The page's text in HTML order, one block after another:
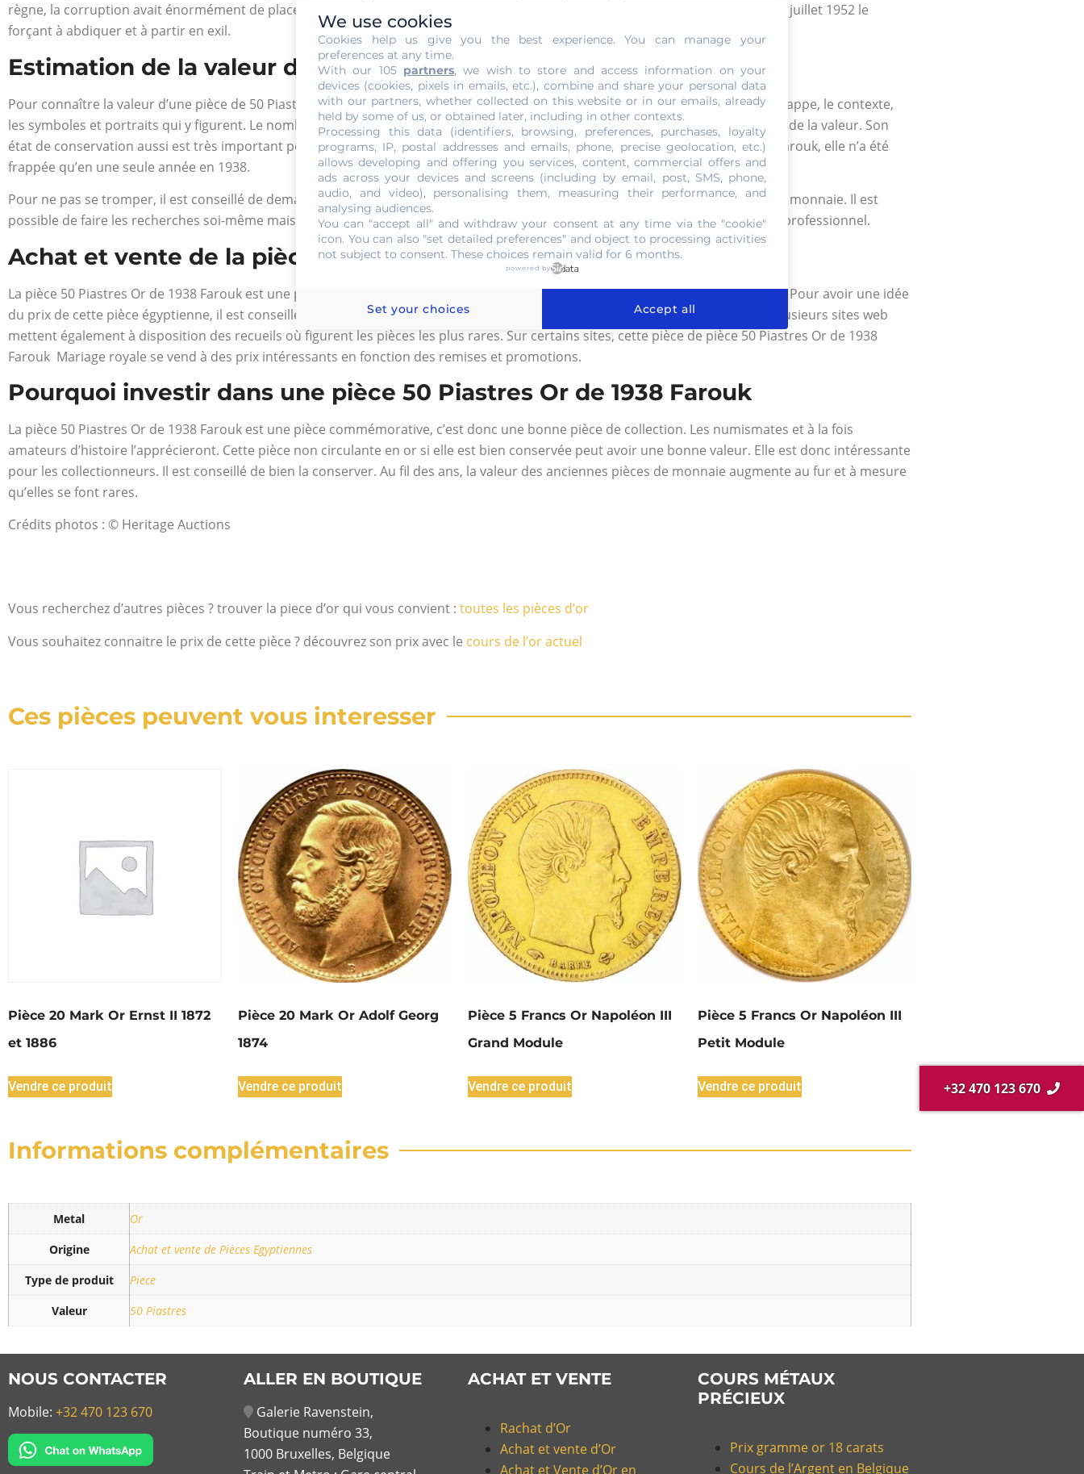
règne, la corruption avait énormément de place, il était d’ailleurs considéré comme un roi corrompu. Un coup d’Etat éclate le 23 juillet 1952 le
forçant à abdiquer et à partir en exil.
Estimation de la valeur d’une pièce 50 Piastres Or de 1938 Farouk
Pour connaître la valeur d’une pièce de 50 Piastres Or de 1938 Farouk, il faut étudier chaque détail comme le métal, l’année de frappe, le contexte,
les symboles et portraits qui y figurent. Le nombre de frappe des pièces aussi a son importance. Plus la pièce est rare plus elle a de la valeur. Son
état de conservation aussi est très important pour déterminer la cotation d’une pièce. Pour la pièce de 50 Piastres Or de 1938 Farouk, elle n’a été
frappée qu’en une seule année en 1938.
Pour ne pas se tromper, il est conseillé de demander l’aide d’un numismate professionnel afin d’estimer la valeur d’une pièce de monnaie. Il est
possible de faire les recherches soi-même mais rien les résultats sont aussi plus rassurants venant d’un collectionneur ou d’un professionnel.
Achat et vente de la pièce 50 Piastres Or de 1938 Farouk
La pièce 50 Piastres Or de 1938 Farouk est une pièce commémorative égyptienne. Elle rappelle le règne du roi dépensier Farouk. Pour avoir une idée
du prix de cette pièce égyptienne, il est conseillé de se référer aux catalogues qui regroupent toutes les monnaies du monde. Plusieurs sites web
mettent également à disposition des recueils où figurent les pièces les plus rares. Sur certains sites, cette pièce de pièce 50 Piastres Or de 1938
Farouk Mariage royale se vend à des prix intéressants en fonction des remises et promotions.
Pourquoi investir dans une pièce 50 Piastres Or de 1938 Farouk
La pièce 50 Piastres Or de 1938 Farouk est une pièce commémorative, c’est donc une bonne pièce de collection. Les numismates et à la fois
amateurs d’histoire l’apprécieront. Cette pièce non circulante en or si elle est bien conservée peut avoir une bonne valeur. Elle est donc intéressante
pour les collectionneurs. Il est conseillé de bien la conserver. Au fil des ans, la valeur des anciennes pièces de monnaie augmente au fur et à mesure
qu’elles se font rares.
Crédits photos : © Heritage Auctions
Vous recherchez d’autres pièces ? trouver la piece d’or qui vous convient : toutes les pièces d’or
Vous souhaitez connaitre le prix de cette pièce ? découvrez son prix avec le cours de l’or actuel
Ces pièces peuvent vous interesser
Pièce 20 Mark Or Ernst II 1872
et 1886
Vendre ce produit
Pièce 20 Mark Or Adolf Georg
1874
Vendre ce produit
Pièce 5 Francs Or Napoléon III
Grand Module
Vendre ce produit
Pièce 5 Francs Or Napoléon III
Petit Module
Vendre ce produit
Informations complémentaires
Metal
Or
Origine
Achat et vente de Pièces Egyptiennes
Type de produit
Piece
Valeur
50 Piastres
NOUS CONTACTER
Mobile: +32 470 123 670
+32 470 123 670
ALLER EN BOUTIQUE
Galerie Ravenstein,
Boutique numéro 33,
1000 Bruxelles, Belgique
ACHAT ET VENTE
Rachat d’Or
Achat et vente d’Or
Achat et Vente d’Or en
COURS MÉTAUX
PRÉCIEUX
Prix gramme or 18 carats
Cours de l’Argent en Belgique
We use cookies
Cookies help us give you the best experience. You can manage your
preferences at any time.
With our 105 partners, we wish to store and access information on your
devices (cookies, pixels in emails, etc.), combine and share your personal data
with our partners, whether collected on this website or in our emails, already
held by some of us, or obtained later, including in other contexts.
Processing this data (identifiers, browsing, preferences, purchases, loyalty
programs, IP, postal addresses and emails, phone, precise geolocation, etc.)
allows developing and offering you services, content, commercial offers and
ads across your devices and screens (including by email, post, SMS, phone,
audio, and video), personalising them, measuring their performance, and
analysing audiences.
You can "accept all" and withdraw your consent at any time via the "cookie"
icon. You can also "set detailed preferences" and object to processing activities
not subject to consent. These choices remain valid for 6 months.
powered by
Set your choices Accept all